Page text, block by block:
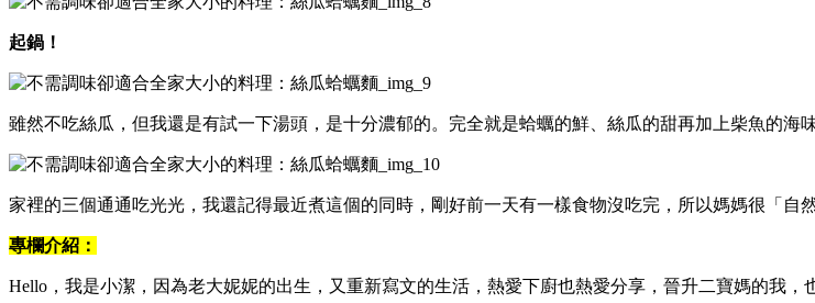
起鍋！
雖然不吃絲瓜，但我還是有試一下湯頭，是十分濃郁的。完全就是蛤蠣的鮮、絲瓜的甜再加上柴魚的海味
家裡的三個通通吃光光，我還記得最近煮這個的同時，剛好前一天有一樣食物沒吃完，所以媽媽很「自
專欄介紹：
Hello，我是小潔，因為老大妮妮的出生，又重新寫文的生活，熱愛下廚也熱愛分享，晉升二寶媽的我，